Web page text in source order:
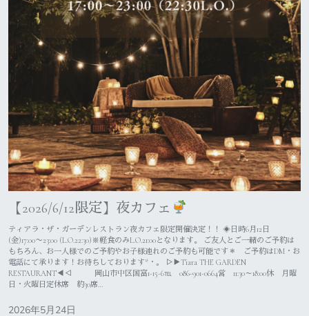
【2026/6/12限定】夜カフェ
ティアラ・ザ・ガーデンレストラン夜カフェ限定開催決定！！ ◈日時6月12日
(金)17:00〜23:00 (L.O.22:30)※軽食のみL.O.21:00となります。 ご友人とご一緒のご予約は
もちろん、お一人様でのご予約やお子様連れのご予約も可能です＊ ご予約はDM・お
電話にて承ります！お待ちしております*・。 ▷▶︎Tiara THE GARDEN
RESTAURANT◀︎◁ 岡山市中区国富1-15-6℡ 086-901-0664営 11:30～18:00休 月曜
日・火曜日定休席 約30席…
2026年5月24日